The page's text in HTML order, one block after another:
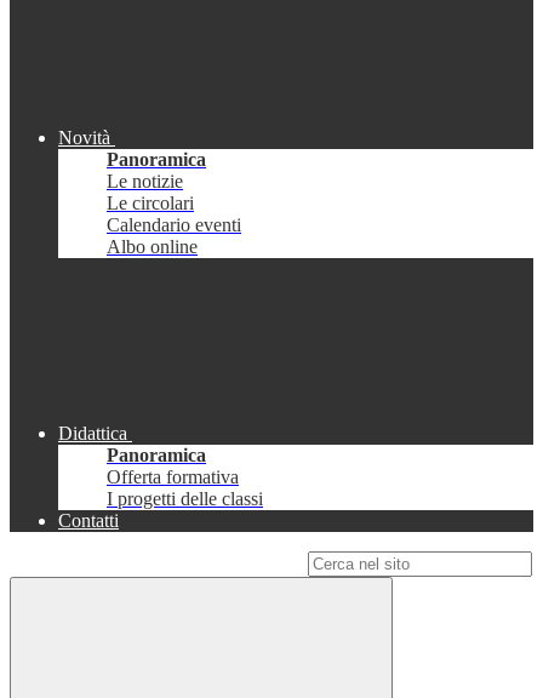
Novità
Panoramica
Le notizie
Le circolari
Calendario eventi
Albo online
Didattica
Panoramica
Offerta formativa
I progetti delle classi
Contatti